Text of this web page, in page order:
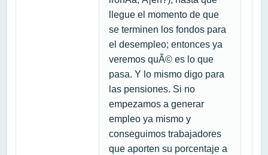
llegue el momento de que
se terminen los fondos para
el desempleo; entonces ya
veremos quÃ© es lo que
pasa. Y lo mismo digo para
las pensiones. Si no
empezamos a generar
empleo ya mismo y
conseguimos trabajadores
que aporten su porcentaje a